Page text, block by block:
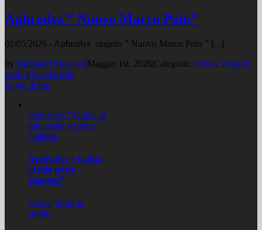
Aphrodys ” Nuovo Marco Polo”
01/05/2026 - Aphrodys singolo " Nuovo Marco Polo " [...]
by Parametri Musicali|Maggio 1st, 2026|Categorie: News, Work in
studio|0 Commenti
Leggi di più
Aphrodys ” Guida al
mio posto stanotte”
Galleria
Aphrodys ” Guida
al mio posto
stanotte”
News, Work in
studio